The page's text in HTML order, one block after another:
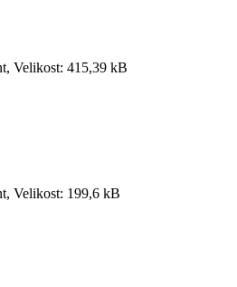
Velikost: 415,39 kB
Velikost: 199,6 kB